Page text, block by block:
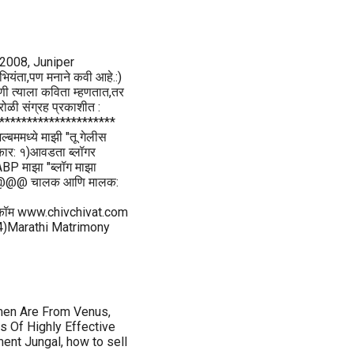
Juniper
मनाने कवी आहे.:)
त्याला कविता म्हणतात,तर
संग्रह प्रकाशीत :
माझी "तू गेलीस
१)आवडता ब्लॉगर
माझा "ब्लॉग माझा
चालक आणि मालक:
www.chivchivat.com
Matrimony
Are From Venus,
Of Highly Effective
Jungal, how to sell